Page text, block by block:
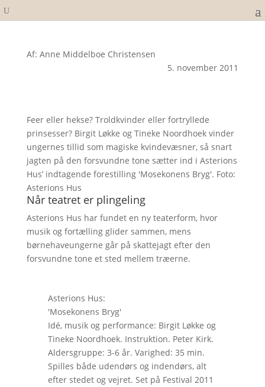
Af: Anne Middelboe Christensen
5. november 2011
Feer eller hekse? Troldkvinder eller fortryllede
prinsesser? Birgit Løkke og Tineke Noordhoek vinder
ungernes tillid som magiske kvindevæsner, så snart
jagten på den forsvundne tone sætter ind i Asterions
Hus’ indtagende forestilling 'Mosekonens Bryg'. Foto:
Asterions Hus
Når teatret er plingeling
Asterions Hus har fundet en ny teaterform, hvor
musik og fortælling glider sammen, mens
børnehaveungerne går på skattejagt efter den
forsvundne tone et sted mellem træerne.
Asterions Hus:
'Mosekonens Bryg'
Idé, musik og performance: Birgit Løkke og
Tineke Noordhoek. Instruktion. Peter Kirk.
Aldersgruppe: 3-6 år. Varighed: 35 min.
Spilles både udendørs og indendørs, alt
efter stedet og vejret. Set på Festival 2011